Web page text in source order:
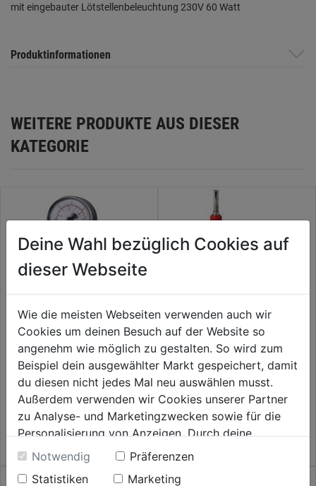
mit eingebauter Lötstellenbeleuchtung 230V 60 Watt
Produktinformationen
WEITERE PRODUKTE AUS DIESER
KATEGORIE
Propanregler m. Manometer
verstellbar 0-6bar
0.0
von
Sternen.
40,99€
Micropen Set Gaslötkolben m.
4 Lötspitzen
0.0
von
5
43,59€
Deine Wahl bezüglich Cookies auf
dieser Webseite
Wie die meisten Webseiten verwenden auch wir
Cookies um deinen Besuch auf der Website so
angenehm wie möglich zu gestalten. So wird zum
Beispiel dein ausgewählter Markt gespeichert, damit
du diesen nicht jedes Mal neu auswählen musst.
Außerdem verwenden wir Cookies unserer Partner
zu Analyse- und Marketingzwecken sowie für die
Personalisierung von Anzeigen. Durch deine
Einwilligung werden die Daten von Drittanbieter,
unter anderem auch in den USA, verarbeitet.
Notwendig
Präferenzen
Statistiken
Marketing